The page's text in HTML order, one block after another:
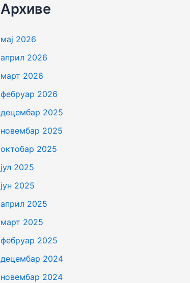
Архиве
мај 2026
април 2026
март 2026
фебруар 2026
децембар 2025
новембар 2025
октобар 2025
јул 2025
јун 2025
април 2025
март 2025
фебруар 2025
децембар 2024
новембар 2024